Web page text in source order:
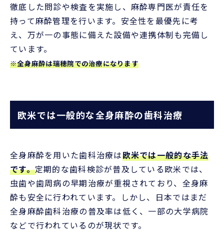
徹底した問診や検査を実施し、麻酔専門医が責任を
持って麻酔管理を行います。安全性を最優先に考
え、万が一の事態に備えた設備や連携体制も完備し
ています。
※全身麻酔は瑞穂院での治療になります
欧米では一般的な全身麻酔の歯科治療
全身麻酔を用いた歯科治療は欧米では一般的な手法
です。定期的な歯科検診が普及している欧米では、
虫歯や歯周病の早期治療が重視されており、全身麻
酔も安全に行われています。しかし、日本ではまだ
全身麻酔歯科治療の普及率は低く、一部の大学病院
などで行われているのが現状です。